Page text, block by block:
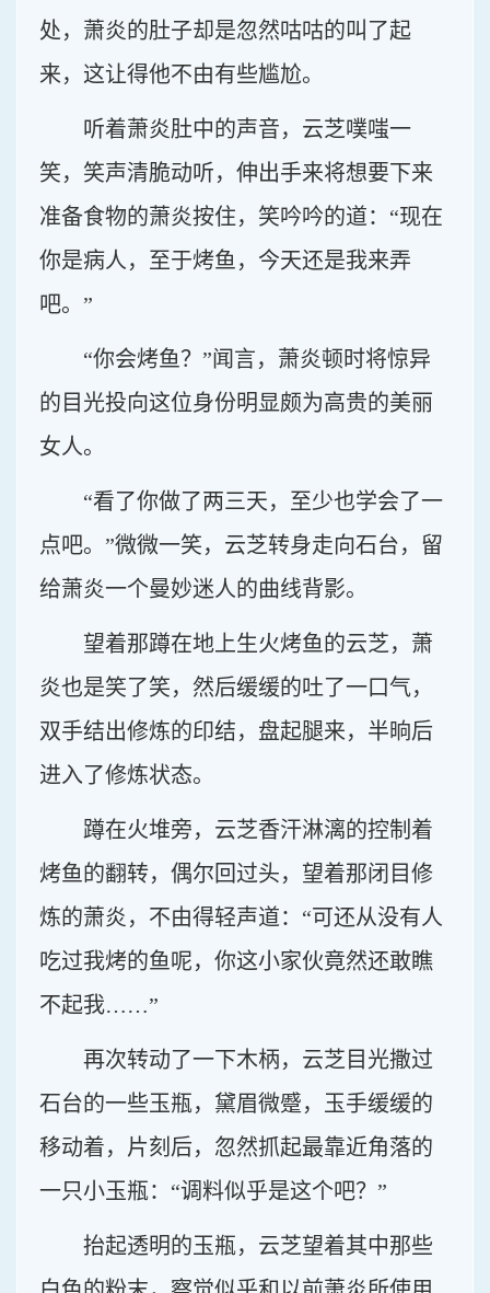
处，萧炎的肚子却是忽然咕咕的叫了起
来，这让得他不由有些尴尬。
听着萧炎肚中的声音，云芝噗嗤一
笑，笑声清脆动听，伸出手来将想要下来
准备食物的萧炎按住，笑吟吟的道：“现在
你是病人，至于烤鱼，今天还是我来弄
吧。”
“你会烤鱼？”闻言，萧炎顿时将惊异
的目光投向这位身份明显颇为高贵的美丽
女人。
“看了你做了两三天，至少也学会了一
点吧。”微微一笑，云芝转身走向石台，留
给萧炎一个曼妙迷人的曲线背影。
望着那蹲在地上生火烤鱼的云芝，萧
炎也是笑了笑，然后缓缓的吐了一口气，
双手结出修炼的印结，盘起腿来，半晌后
进入了修炼状态。
蹲在火堆旁，云芝香汗淋漓的控制着
烤鱼的翻转，偶尔回过头，望着那闭目修
炼的萧炎，不由得轻声道：“可还从没有人
吃过我烤的鱼呢，你这小家伙竟然还敢瞧
不起我……”
再次转动了一下木柄，云芝目光撒过
石台的一些玉瓶，黛眉微蹙，玉手缓缓的
移动着，片刻后，忽然抓起最靠近角落的
一只小玉瓶：“调料似乎是这个吧？”
抬起透明的玉瓶，云芝望着其中那些